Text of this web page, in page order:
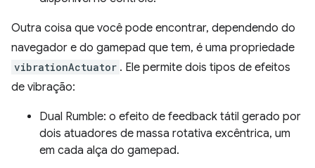
Outra coisa que você pode encontrar, dependendo do
navegador e do gamepad que tem, é uma propriedade
vibrationActuator . Ele permite dois tipos de efeitos
de vibração:
Dual Rumble: o efeito de feedback tátil gerado por
dois atuadores de massa rotativa excêntrica, um
em cada alça do gamepad.